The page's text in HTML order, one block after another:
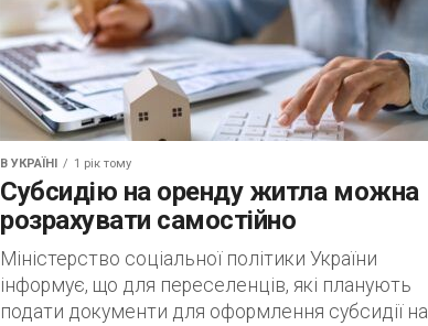
В УКРАЇНІ 1 рік тому
Субсидію на оренду житла можна
розрахувати самостійно
Міністерство соціальної політики України
інформує, що для переселенців, які планують
подати документи для оформлення субсидії на